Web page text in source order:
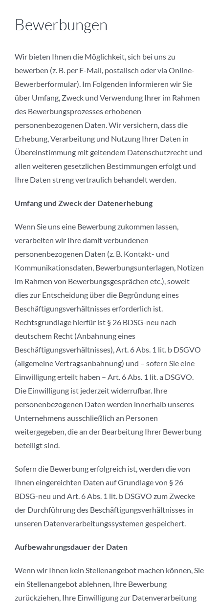
Bewerbungen
Wir bieten Ihnen die Möglichkeit, sich bei uns zu
bewerben (z. B. per E-Mail, postalisch oder via Online-
Bewerberformular). Im Folgenden informieren wir Sie
über Umfang, Zweck und Verwendung Ihrer im Rahmen
des Bewerbungsprozesses erhobenen
personenbezogenen Daten. Wir versichern, dass die
Erhebung, Verarbeitung und Nutzung Ihrer Daten in
Übereinstimmung mit geltendem Datenschutzrecht und
allen weiteren gesetzlichen Bestimmungen erfolgt und
Ihre Daten streng vertraulich behandelt werden.
Umfang und Zweck der Datenerhebung
Wenn Sie uns eine Bewerbung zukommen lassen,
verarbeiten wir Ihre damit verbundenen
personenbezogenen Daten (z. B. Kontakt- und
Kommunikationsdaten, Bewerbungsunterlagen, Notizen
im Rahmen von Bewerbungsgesprächen etc.), soweit
dies zur Entscheidung über die Begründung eines
Beschäftigungsverhältnisses erforderlich ist.
Rechtsgrundlage hierfür ist § 26 BDSG-neu nach
deutschem Recht (Anbahnung eines
Beschäftigungsverhältnisses), Art. 6 Abs. 1 lit. b DSGVO
(allgemeine Vertragsanbahnung) und – sofern Sie eine
Einwilligung erteilt haben – Art. 6 Abs. 1 lit. a DSGVO.
Die Einwilligung ist jederzeit widerrufbar. Ihre
personenbezogenen Daten werden innerhalb unseres
Unternehmens ausschließlich an Personen
weitergegeben, die an der Bearbeitung Ihrer Bewerbung
beteiligt sind.
Sofern die Bewerbung erfolgreich ist, werden die von
Ihnen eingereichten Daten auf Grundlage von § 26
BDSG-neu und Art. 6 Abs. 1 lit. b DSGVO zum Zwecke
der Durchführung des Beschäftigungsverhältnisses in
unseren Datenverarbeitungssystemen gespeichert.
Aufbewahrungsdauer der Daten
Wenn wir Ihnen kein Stellenangebot machen können, Sie
ein Stellenangebot ablehnen, Ihre Bewerbung
zurückziehen, Ihre Einwilligung zur Datenverarbeitung